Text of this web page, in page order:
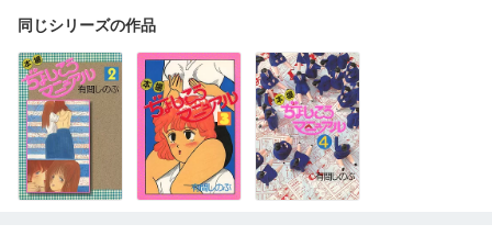
同じシリーズの作品